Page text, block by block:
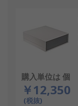
購入単位は 個
￥12,350
(税抜)